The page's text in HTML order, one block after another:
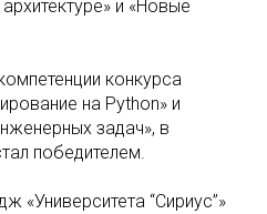
и «Новые
конкурса
на Python» и
задач», в
победителем.
«Университета “Сириус”»